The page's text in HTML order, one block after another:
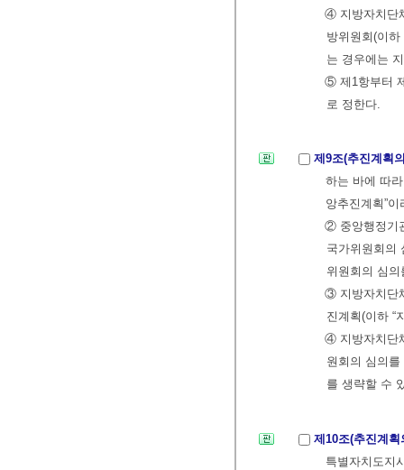
④ 지방자치단
방위원회(이
는 경우에는
⑤ 제1항부터
로 정한다.
제9조(추진계획
하는 바에 따
앙추진계획”
② 중앙행정기
국가위원회의
위원회의 심
③ 지방자치단
진계획(이하 “
④ 지방자치단
원회의 심의
를 생략할 수
제10조(추진계
특별자치도지